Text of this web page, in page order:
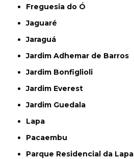
Freguesia do Ó
Jaguaré
Jaraguá
Jardim Adhemar de Barros
Jardim Bonfiglioli
Jardim Everest
Jardim Guedala
Lapa
Pacaembu
Parque Residencial da Lapa